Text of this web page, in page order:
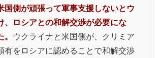
国側が頑張って軍事支援しないとウ
、ロシアとの和解交渉が必要にな
ウクライナと米国側が、クリミア
有をロシアに認めることで和解交渉